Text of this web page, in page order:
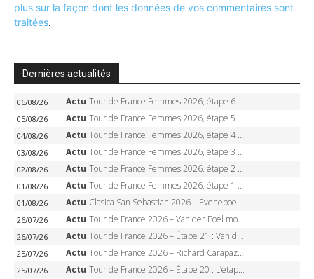
plus sur la façon dont les données de vos commentaires sont
traitées.
Dernières actualités
06/08/26 Actu Tour de France Femmes 2026, étape 6 – Kim Le Court-Pienaar gagne à Tournon, Reusser en jaune
05/08/26 Actu Tour de France Femmes 2026, étape 5 – Demi Vollering gagne à Belleville, Reusser en jaune, Ferrand-Prévot coule
04/08/26 Actu Tour de France Femmes 2026, étape 4 – Marlen Reusser écrase le chrono, Ferrand-Prévot en crise
03/08/26 Actu Tour de France Femmes 2026, étape 3 – Sigrid Haugset en solitaire, 88 km d’échappée, maillot jaune
02/08/26 Actu Tour de France Femmes 2026, étape 2 – Lorena Wiebes doublé à Genève, Markus héroïque, 7e record
01/08/26 Actu Tour de France Femmes 2026, étape 1 – Lorena Wiebes intouchable à Lausanne, premier maillot jaune
01/08/26 Actu Clasica San Sebastian 2026 – Evenepoel recordman, 4e victoire, Carapaz battu au sprint
26/07/26 Actu Tour de France 2026 – Van der Poel monumental à Paris, Pogacar égale le record des cinq sacres
26/07/26 Actu Tour de France 2026 – Étape 21 : Van der Poel, Pogacar, qui succédera à Wout van Aert sur les Champs-Elysées ?
25/07/26 Actu Tour de France 2026 – Richard Carapaz roi des Alpes, doublé et maillot à pois, Seixas perd le podium
25/07/26 Actu Tour de France 2026 – Étape 20 : L’étape reine, Galibier, Sarenne, Alpe d’Huez, qui succédera à Pogacar ?